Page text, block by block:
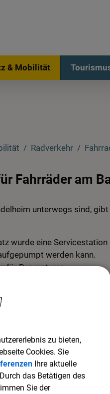
& Mobilität
Radverkehr
Fahrräder am
unterwegs sind, gibt
wurde eine Servicestation
werden kann.
für Reparaturen.
zu bieten,
Cookies. Sie
Ihre aktuelle
das Betätigen des
Sie der